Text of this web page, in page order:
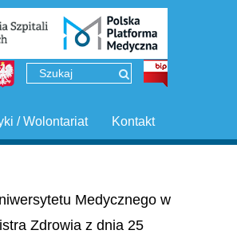
Kontakt
/ Wolontariat
Medycznego w
Zdrowia z dnia 25